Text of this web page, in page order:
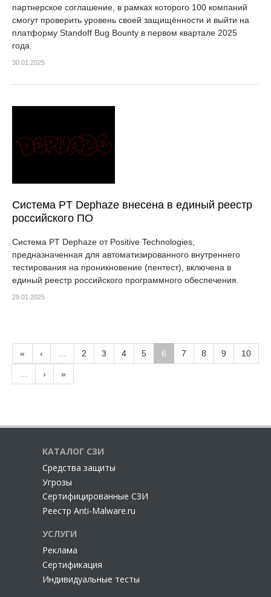
партнерское соглашение, в рамках которого 100 компаний
смогут проверить уровень своей защищённости и выйти на
платформу Standoff Bug Bounty в первом квартале 2025
года.
30.01.2025
Система PT Dephaze внесена в единый реестр
российского ПО
Система PT Dephaze от Positive Technologies,
предназначенная для автоматизированного внутреннего
тестирования на проникновение (пентест), включена в
единый реестр российского программного обеспечения.
29.01.2025
« ‹ 2 3 4 5 6 7 8 9 10
› »
КАТАЛОГ СЗИ
Cредства защиты
Угрозы
Сертифицированные СЗИ
Реестр Anti-Malware.ru
УСЛУГИ
Реклама
Сертификация
Индивидуальные тесты